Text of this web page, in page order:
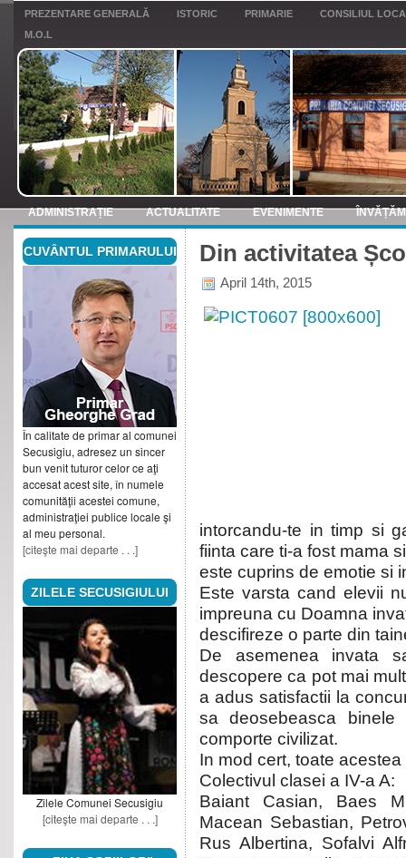
PREZENTARE GENERALĂ ISTORIC PRIMARIE
CONSILIUL
M.O.L
ADMINISTRAȚIE ACTUALITATE EVENIMENTE
ANUNTURI
CUVÂNTUL PRIMARULUI
În calitate de primar al comunei
Secusigiu, adresez un sincer
bun venit tuturor celor ce aţi
accesat acest site, în numele
comunităţii acestei comune,
administraţiei publice locale şi
al meu personal.
[citeşte mai departe . . .]
ZILELE SECUSIGIULUI
Zilele Comunei Secusigiu
[citeşte mai departe . . .]
Din activitatea
April 14th, 2015
intorcandu-te in timp si
fiinta care ti-a fost mama
este cuprins de emotie si
Este varsta cand elevii
impreuna cu Doamna
descifireze o parte din
De asemenea invata
descopere ca pot mai
a adus satisfactii la
sa deosebeasca
comporte civilizat.
In mod cert, toate
Colectivul clasei a IV-a A:
Baiant Casian, Baes
Macean Sebastian,
Rus Albertina, Sofalvi